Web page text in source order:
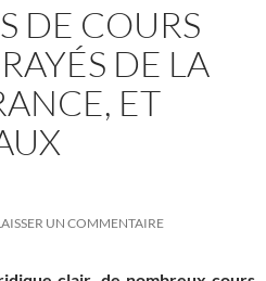
DE COURS
DE LA
ET
UN COMMENTAIRE